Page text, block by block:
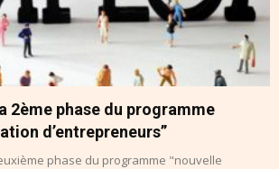
2ème phase du programme
d’entrepreneurs”
phase du programme "nouvelle